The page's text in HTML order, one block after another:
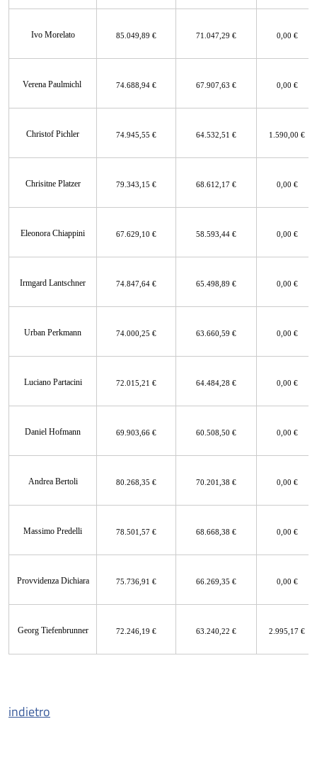
Ivo Morelato 85.049,89 € 71.047,29 € 0,00 €
Verena Paulmichl 74.688,94 € 67.907,63 € 0,00 €
Christof Pichler 74.945,55 € 64.532,51 € 1.590,00 €
Chrisitne Platzer 79.343,15 € 68.612,17 € 0,00 €
Eleonora Chiappini 67.629,10 € 58.593,44 € 0,00 €
Irmgard Lantschner 74.847,64 € 65.498,89 € 0,00 €
Urban Perkmann 74.000,25 € 63.660,59 € 0,00 €
Luciano Partacini 72.015,21 € 64.484,28 € 0,00 €
Daniel Hofmann 69.903,66 € 60.508,50 € 0,00 €
Andrea Bertoli 80.268,35 € 70.201,38 € 0,00 €
Massimo Predelli 78.501,57 € 68.668,38 € 0,00 €
Provvidenza Dichiara 75.736,91 € 66.269,35 € 0,00 €
Georg Tiefenbrunner 72.246,19 € 63.240,22 € 2.995,17 €
indietro